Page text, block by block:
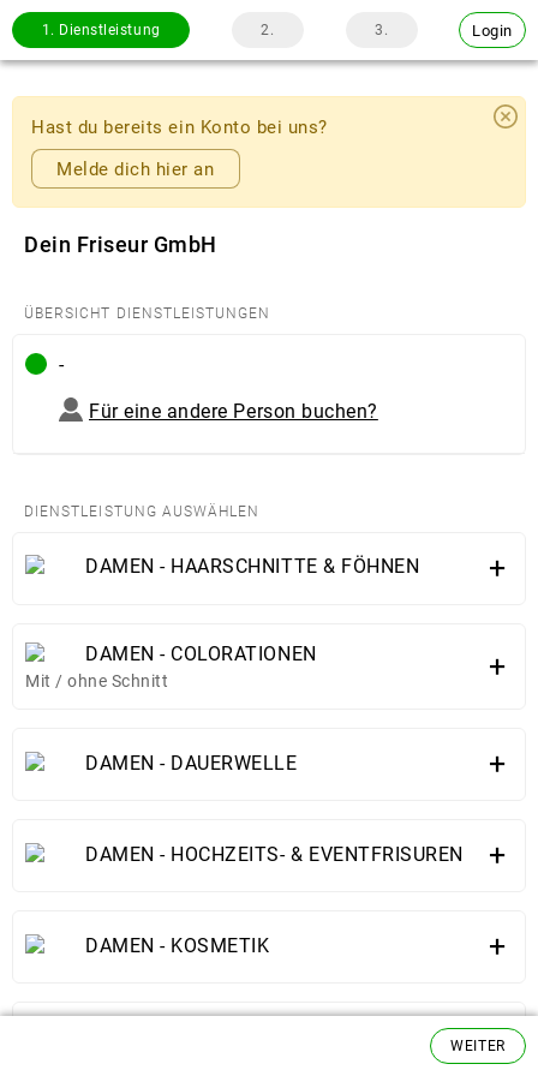
1. Dienstleistung 2. 3. Login
Hast du bereits ein Konto bei uns?
Melde dich hier an
Dein Friseur GmbH
ÜBERSICHT DIENSTLEISTUNGEN
-
Für eine andere Person buchen?
DIENSTLEISTUNG AUSWÄHLEN
DAMEN - HAARSCHNITTE & FÖHNEN +
DAMEN - COLORATIONEN
Mit / ohne Schnitt +
DAMEN - DAUERWELLE +
DAMEN - HOCHZEITS- & EVENTFRISUREN +
DAMEN - KOSMETIK +
+
WEITER